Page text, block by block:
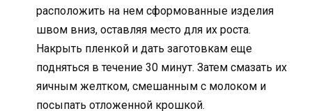
расположить на нем сформованные изделия
швом вниз, оставляя место для их роста.
Накрыть пленкой и дать заготовкам еще
подняться в течение 30 минут. Затем смазать их
яичным желтком, смешанным с молоком и
посыпать отложенной крошкой.